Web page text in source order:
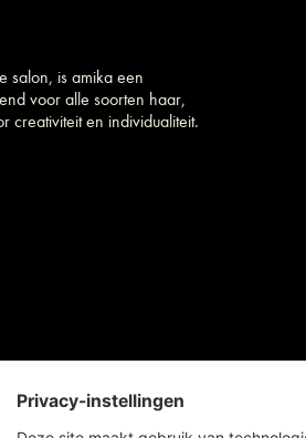
salon, is amika een
voor alle soorten haar,
creativiteit en individualiteit.